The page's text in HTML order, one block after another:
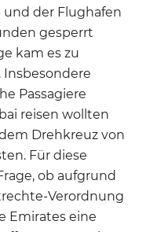
der Flughafen
gesperrt
kam es zu
Insbesondere
Passagiere
reisen wollten
Drehkreuz von
Für diese
ob aufgrund
Verordnung
Emirates eine